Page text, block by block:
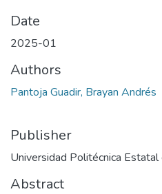
Date
2025-01
Authors
Pantoja Guadir, Brayan Andrés
Publisher
Universidad Politécnica Estatal
Abstract